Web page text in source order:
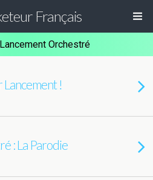
Français
Lancement Orchestré
!
: La Parodie